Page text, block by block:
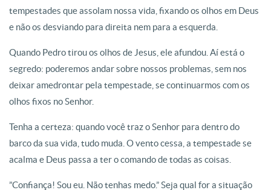
tempestades que assolam nossa vida, fixando os olhos em Deus
e não os desviando para direita nem para a esquerda.
Quando Pedro tirou os olhos de Jesus, ele afundou. Aí está o
segredo: poderemos andar sobre nossos problemas, sem nos
deixar amedrontar pela tempestade, se continuarmos com os
olhos fixos no Senhor.
Tenha a certeza: quando você traz o Senhor para dentro do
barco da sua vida, tudo muda. O vento cessa, a tempestade se
acalma e Deus passa a ter o comando de todas as coisas.
”Confiança! Sou eu. Não tenhas medo.” Seja qual for a situação